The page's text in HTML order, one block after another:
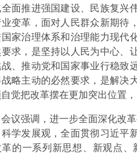
面推进强国建设、民族复兴
变革，面对人民群众新期待
家治理体系和治理能力现代
要求，是坚持以人民为中心、
战、推动党和国家事业行稳致
战略主动的必然要求，是解决
觉把改革摆在更加突出位置
会议强调，进一步全面深化改
学发展观，全面贯彻习近平
革的一系列新思想、新观点